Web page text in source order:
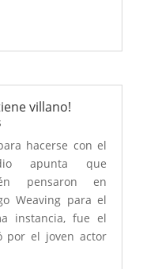
villano!
hacerse con el
apunta que
pensaron en
Weaving para el
instancia, fue el
por el joven actor